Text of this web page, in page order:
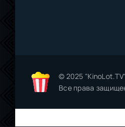
© 2025
Все права